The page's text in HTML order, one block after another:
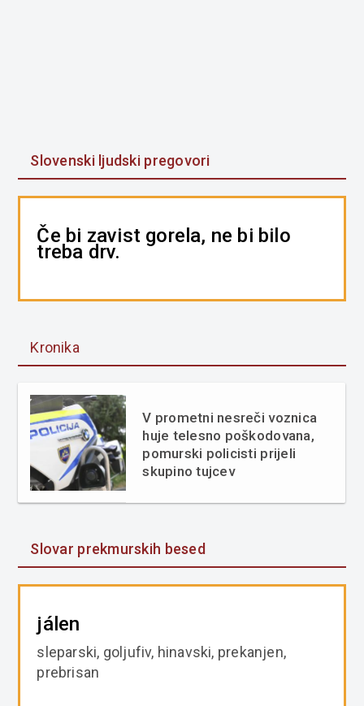
Slovenski ljudski pregovori
Če bi zavist gorela, ne bi bilo
treba drv.
Kronika
V prometni nesreči voznica
huje telesno poškodovana,
pomurski policisti prijeli
skupino tujcev
Slovar prekmurskih besed
jálen
sleparski, goljufiv, hinavski, prekanjen,
prebrisan